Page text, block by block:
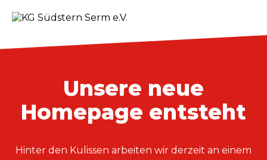
Unsere neue
Homepage entsteht
Hinter den Kulissen arbeiten wir derzeit an einem